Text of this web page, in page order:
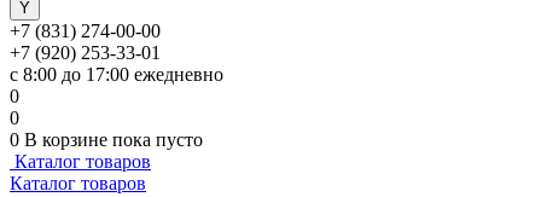
+7 (831) 274-00-00
+7 (920) 253-33-01
с 8:00 до 17:00 ежедневно
0
0
0 В корзине пока пусто
Каталог товаров
Каталог товаров